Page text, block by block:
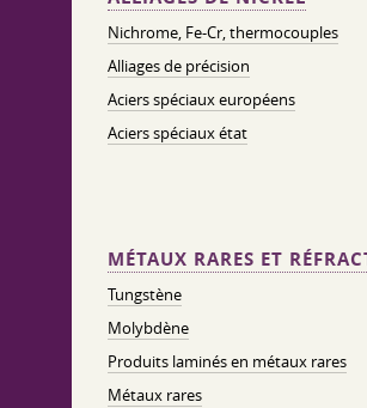
Nichrome, Fe-Cr, thermocouples
Alliages de précision
Aciers spéciaux européens
Aciers spéciaux état
MÉTAUX RARES ET
Tungstène
Molybdène
Produits laminés en métaux rares
Métaux rares